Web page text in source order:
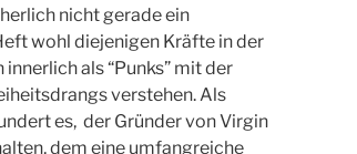
nicht gerade ein
wohl diejenigen Kräfte in der
als “Punks” mit der
verstehen. Als
es, der Gründer von Virgin
dem eine umfangreiche